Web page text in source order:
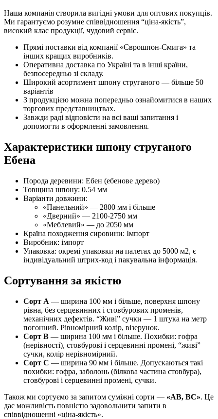
Наша компанія створила вигідні умови для оптових покупців.
Ми гарантуємо розумне співвідношення “ціна-якість”,
високий клас продукції, чудовий сервіс.
Прямі поставки від компанії «Єврошпон-Смига» та
інших кращих виробників.
Оперативна доставка по Україні та в інші країни,
безпосередньо зі складу.
Широкий асортимент шпону струганого — більше 50
варіантів
З продукцією можна попередньо ознайомитися в наших
торгових представництвах.
Завжди раді відповісти на всі ваші запитання і
допомогти в оформленні замовлення.
Характеристики шпону струганого
Ебена
Порода деревини: Ебен (ебенове дерево)
Товщина шпону: 0.54 мм
Варіанти довжини:
«Панельний» — 2800 мм і більше
«Дверний» — 2100-2750 мм
«Меблевий» — до 2050 мм
Країна походження сировини: Імпорт
Виробник: імпорт
Упаковка: окремі упаковки на палетах до 5000 м2, є
індивідуальний штрих-код і пакувальна інформація.
Сортування за якістю
Сорт А — ширина 100 мм і більше, поверхня шпону
рівна, без серцевинних і стовбурових променів,
механічних дефектів. “Живі” сучки — 1 штука на метр
погонний. Рівномірний колір, візерунок.
Сорт В — ширина 100 мм і більше. Похибки: гофра
(нерівності), стовбурові і серцевинні промені, “живі”
сучки, колір нерівномірний.
Сорт С — ширина 90 мм і більше. Допускаються такі
похибки: гофра, заболонь (білкова частина стовбура),
стовбурові і серцевинні промені, сучки.
Також ми сортуємо за запитом суміжні сорти — «АВ, ВС». Це
дає можливість повністю задовольнити запити в
співвідношенні «ціна-якість».